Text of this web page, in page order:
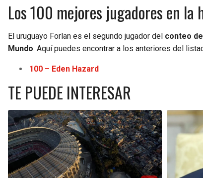
Los 100 mejores jugadores en la
El uruguayo Forlan es el segundo jugador del conteo
Mundo. Aquí puedes encontrar a los anteriores del
100 – Eden Hazard
TE PUEDE INTERESAR